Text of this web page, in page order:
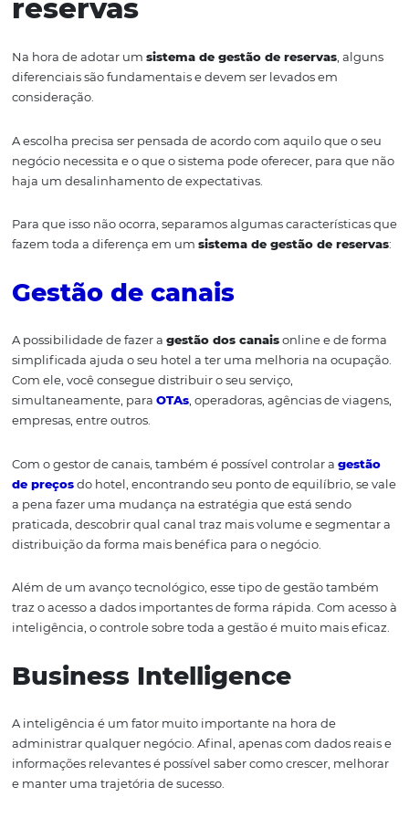
qual seu negócio está inserido.
Se o hotel é pequeno, de luxo, com um valor agregado
alto, a exigência é completamente diferente da de um
canais e com muita informação.
O hotel menor exige uma seleção maior e uma
precise passar por uma otimização do processo. A
que foi traçado, independentemente do porte do
estabelecimento.
Escolhendo o melhor
sistema de de gestão
Na hora de adotar umsistema de gestão de reservas
diferenciais são fundamentais e devem ser levados em
consideração.
A escolha precisa ser pensada de acordo com aquilo
negócio necessita e o que o sistema pode oferecer, para
fazem toda a diferença em umsistema de gestão de
Gestão de canais